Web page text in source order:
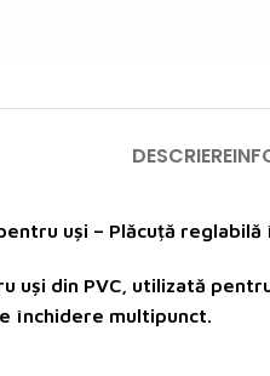
DESCRIERE
uși – Plăcuță
uși din PVC, utilizată
închidere multipunct.